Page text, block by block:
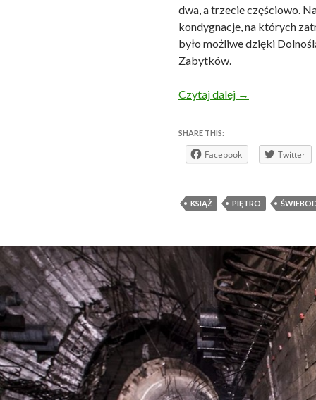
dwa, a trzecie częściowo.
kondygnacje, na których
było możliwe dzięki
Zabytków.
Czytaj dalej →
SHARE THIS:
Facebook Twitter
KSIĄŻ PIĘTRO